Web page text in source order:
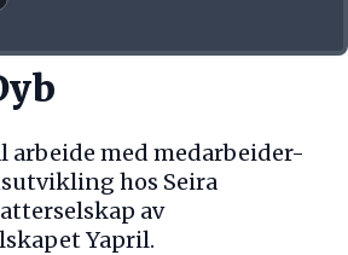
arbeide med medarbeider-
hos Seira
av
Yapril.